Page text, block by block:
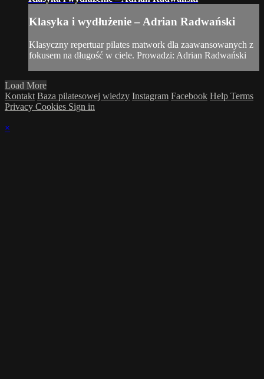
Klasyka i wydłużenie – Adrian Radwański
Klasyczny repertuar pilates matwork dla zaawansowanych z
fokusem na długość w ciele. Prowadzi: Adrian Radwański
Load More
Kontakt Baza pilatesowej wiedzy Instagram Facebook Help Terms
Privacy Cookies Sign in
×